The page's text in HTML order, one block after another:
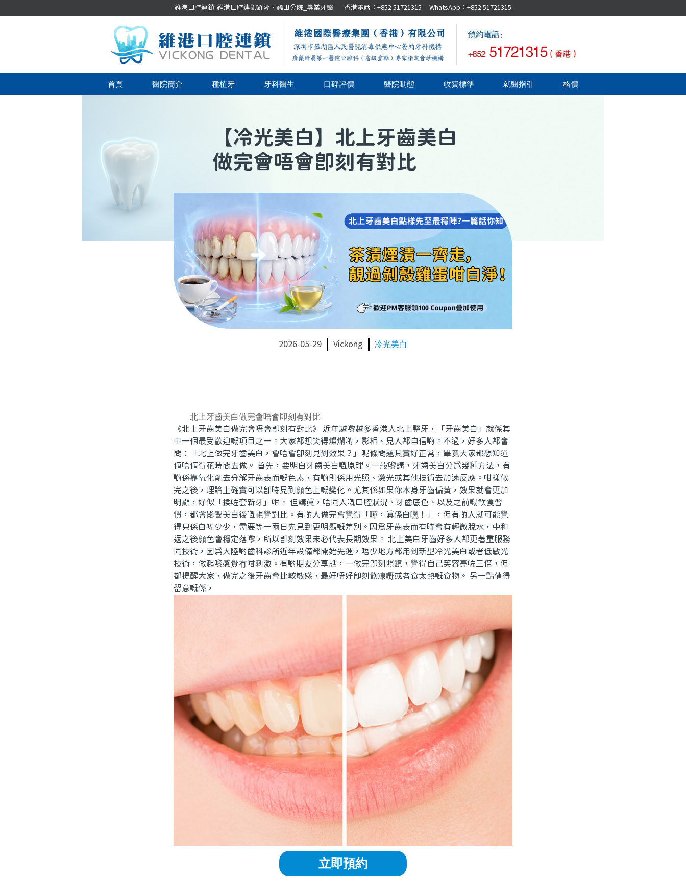
維港口腔連鎖-維港口腔連鎖羅湖、福田分院_專業牙醫 香港電話：+852 51721315 WhatsApp：+852 51721315
首頁 醫院簡介 種植牙 牙科醫生 口碑評價 醫院動態 收費標準 就醫指引 格價
【冷光美白】 北上牙齒美白
做完會唔會即刻有對比
2026-05-29 Vickong 冷光美白
北上牙齒美白做完會唔會即刻有對比
《北上牙齒美白做完會唔會即刻有對比》 近年越嚟越多香港人北上整牙，「牙齒美白」就係其
中一個最受歡迎嘅項目之一。大家都想笑得燦爛啲，影相、見人都自信啲。不過，好多人都會
問：「北上做完牙齒美白，會唔會即刻見到效果？」呢條問題其實好正常，畢竟大家都想知道
值唔值得花時間去做。 首先，要明白牙齒美白嘅原理。一般嚟講，牙齒美白分爲幾種方法，有
啲係靠氧化劑去分解牙齒表面嘅色素，有啲則係用光照、激光或其他技術去加速反應。咁樣做
完之後，理論上確實可以即時見到顔色上嘅變化。尤其係如果你本身牙齒偏黃，效果就會更加
明顯，好似「換咗套新牙」咁。 但講真，唔同人嘅口腔狀況、牙齒底色、以及之前嘅飲食習
慣，都會影響美白後嘅視覺對比。有啲人做完會覺得「嘩，真係白曬！」，但有啲人就可能覺
得只係白咗少少，需要等一兩日先見到更明顯嘅差別。因爲牙齒表面有時會有輕微脫水，中和
返之後顔色會穩定落嚟，所以即刻效果未必代表長期效果。 北上美白牙齒好多人都更著重服務
同技術，因爲大陸啲齒科診所近年設備都開始先進，唔少地方都用到新型冷光美白或者低敏光
技術，做起嚟感覺冇咁刺激。有啲朋友分享話，一做完即刻照鏡，覺得自己笑容亮咗三倍，但
都提醒大家，做完之後牙齒會比較敏感，最好唔好即刻飲凍嘢或者食太熱嘅食物。 另一點值得
留意嘅係，
立即預約